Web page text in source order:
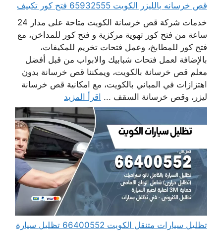
قص خرسانه بالليزر الكويت 65932555 فتح كور تكييف
خدمات شركة قص خرسانة الكويت متاحة على مدار 24
ساعة من فتح كور تهوية مركزية و فتح كور للمداخن، مع
فتح كور للمطابخ، وعمل فتحات تخريم للمكيفات،
بالإضافة لعمل فتحات شبابيك والابواب من قبل أفضل
معلم قص خرسانة بالكويت، ويمكننا قص خرسانة بدون
اهتزازات في المباني بالكويت، مع امكانية قص خرسانة
ليزر، وقص خرسانة السقف ... اقرأ المزيد
تظليل سيارات متنقل الكويت 66400552 تظليل سيارة